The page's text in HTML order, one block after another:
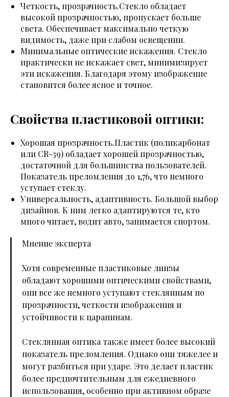
Четкость, прозрачность.Стекло обладает
высокой прозрачностью, пропускает больше
света. Обеспечивает максимально четкую
видимость, даже при слабом освещении.
Минимальные оптические искажения. Стекло
практически не искажает свет, минимизирует
эти искажения. Благодаря этому изображение
становится более ясное и точное.
Свойства пластиковой оптики:
Хорошая прозрачность.Пластик (поликарбонат
или CR-39) обладает хорошей прозрачностью,
достаточной для большинства пользователей.
Показатель преломления до 1,76, что немного
уступает стеклу.
Универсальность, адаптивность. Большой выбор
дизайнов. К ним легко адаптируются те, кто
много читает, водит авто, занимается спортом.
Мнение эксперта
Хотя современные пластиковые линзы
обладают хорошими оптическими свойствами,
они все же немного уступают стеклянным по
прозрачности, четкости изображения и
устойчивости к царапинам.
Стеклянная оптика также имеет более высокий
показатель преломления. Однако они тяжелее и
могут разбиться при ударе. Это делает пластик
более предпочтительным для ежедневного
использования, особенно при активном образе